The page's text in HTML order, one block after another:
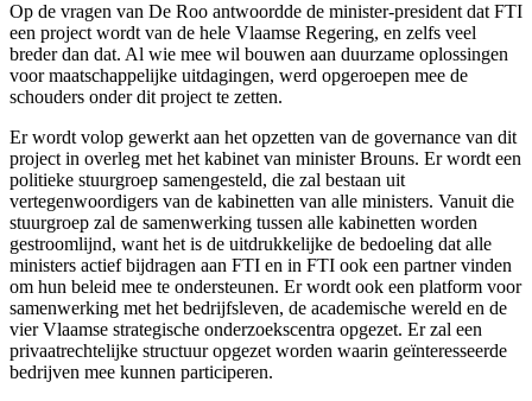
Op de vragen van De Roo antwoordde de minister-president dat FTI
een project wordt van de hele Vlaamse Regering, en zelfs veel
breder dan dat. Al wie mee wil bouwen aan duurzame oplossingen
voor maatschappelijke uitdagingen, werd opgeroepen mee de
schouders onder dit project te zetten.
Er wordt volop gewerkt aan het opzetten van de governance van dit
project in overleg met het kabinet van minister Brouns. Er wordt een
politieke stuurgroep samengesteld, die zal bestaan uit
vertegenwoordigers van de kabinetten van alle ministers. Vanuit die
stuurgroep zal de samenwerking tussen alle kabinetten worden
gestroomlijnd, want het is de uitdrukkelijke de bedoeling dat alle
ministers actief bijdragen aan FTI en in FTI ook een partner vinden
om hun beleid mee te ondersteunen. Er wordt ook een platform voor
samenwerking met het bedrijfsleven, de academische wereld en de
vier Vlaamse strategische onderzoekscentra opgezet. Er zal een
privaatrechtelijke structuur opgezet worden waarin geïnteresseerde
bedrijven mee kunnen participeren.